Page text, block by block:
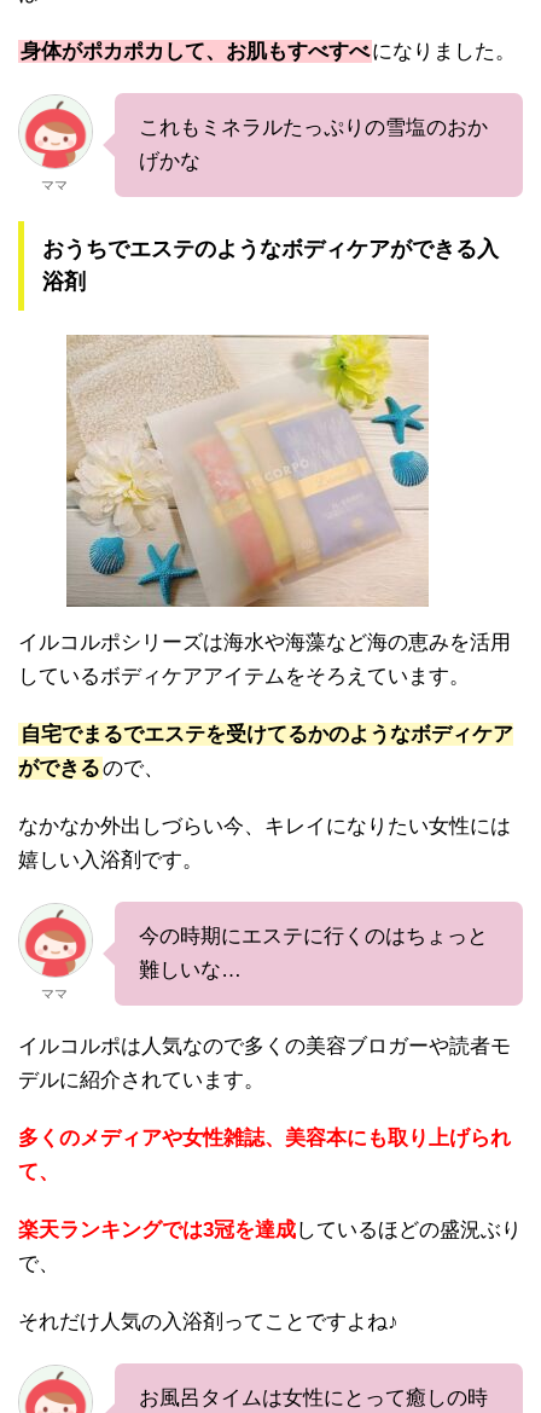
身体がポカポカして、お肌もすべすべになりました。
ママ
これもミネラルたっぷりの雪塩のおか
げかな
おうちでエステのようなボディケアができる入
浴剤
イルコルポシリーズは海水や海藻など海の恵みを活用
しているボディケアアイテムをそろえています。
自宅でまるでエステを受けてるかのようなボディケア
ができるので、
なかなか外出しづらい今、キレイになりたい女性には
嬉しい入浴剤です。
ママ
今の時期にエステに行くのはちょっと
難しいな…
イルコルポは人気なので多くの美容ブロガーや読者モ
デルに紹介されています。
多くのメディアや女性雑誌、美容本にも取り上げられ
て、
楽天ランキングでは3冠を達成しているほどの盛況ぶり
で、
それだけ人気の入浴剤ってことですよね♪
お風呂タイムは女性にとって癒しの時